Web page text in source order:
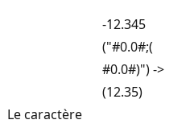
-12.345
("#0.0#;(
#0.0#)") ->
(12.35)
Le caractère